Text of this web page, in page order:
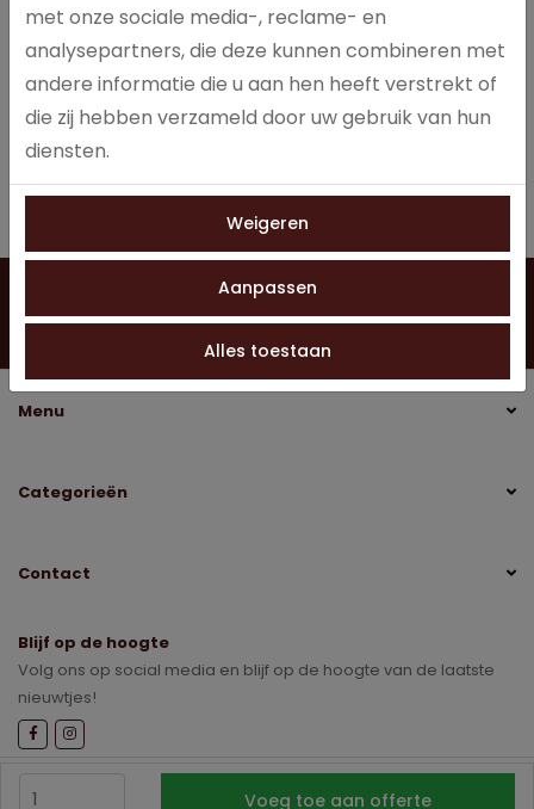
Voeg toe aan offerte
Specificaties
Artikelnummer
0528 275 151
Neem contact op
Menu
Categorieën
Contact
Blijf op de hoogte
Volg ons op social media en blijf op de hoogte van de laatste
nieuwtjes!
Sitemap Disclaimer Privacybeleid
met onze sociale media-, reclame- en
analysepartners, die deze kunnen combineren met
andere informatie die u aan hen heeft verstrekt of
die zij hebben verzameld door uw gebruik van hun
diensten.
Weigeren
Aanpassen
Alles toestaan